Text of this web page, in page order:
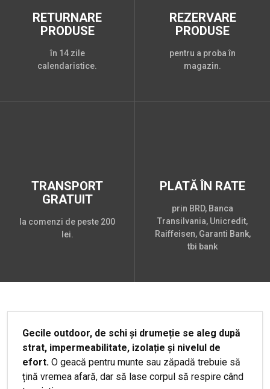
RETURNARE
PRODUSE
în 14 zile
calendaristice.
REZERVARE
PRODUSE
pentru a proba în
magazin.
TRANSPORT
GRATUIT
la comenzi de peste 200
lei.
PLATĂ ÎN RATE
prin BRD, Banca
Transilvania, Unicredit,
Raiffeisen, Garanti Bank,
tbi bank
Gecile outdoor, de schi și drumeție se aleg după
strat, impermeabilitate, izolație și nivelul de
efort. O geacă pentru munte sau zăpadă trebuie să
țină vremea afară, dar să lase corpul să respire când